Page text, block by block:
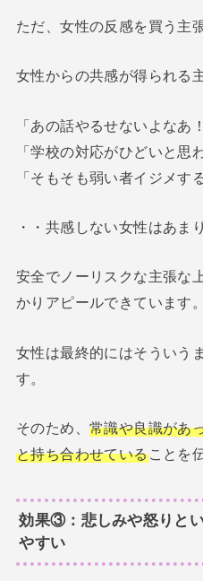
ただ、女性の反感を買う主
女性からの共感が得られる
「あの話やるせないよなあ！
「学校の対応がひどいと思
「そもそも弱い者イジメす
・・共感しない女性はあま
安全でノーリスクな主張な
かりアピールできています。
女性は最終的にはそういう
す。
そのため、 常識や良識があ
と持ち合わせていることを
効果③：悲しみや怒りと
やすい